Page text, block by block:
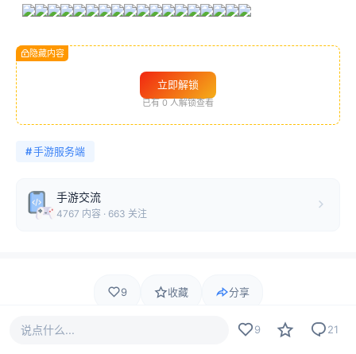
隐藏内容
立即解锁
已有 0 人解锁查看
#手游服务端
手游交流
4767 内容 · 663 关注
9 收藏 分享
说点什么... 9 21